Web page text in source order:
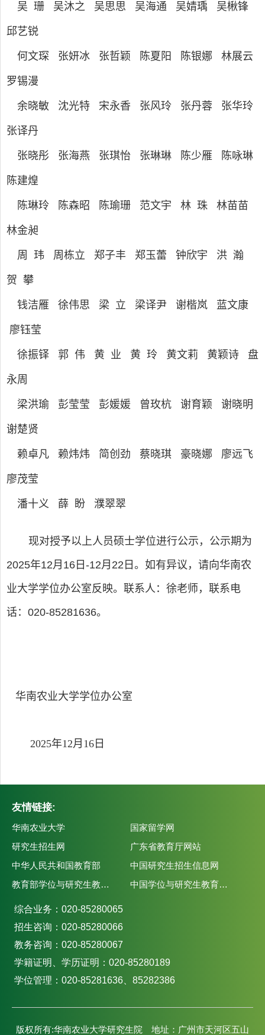
吴 珊 吴沐之 吴思思 吴海通 吴婧瑀 吴楸锋
邱艺锐
何文琛 张妍冰 张哲颖 陈夏阳 陈银娜 林展云
罗锡漫
余晓敏 沈光特 宋永香 张风玲 张丹蓉 张华玲
张译丹
张晓彤 张海燕 张琪怡 张琳琳 陈少雁 陈咏琳
陈建煌
陈琳玲 陈森昭 陈瑜珊 范文宇 林 珠 林苗苗
林金昶
周 玮 周栋立 郑子丰 郑玉蕾 钟欣宇 洪 瀚
贺 攀
钱洁雁 徐伟思 梁 立 梁译尹 谢楷岚 蓝文康
廖钰莹
徐振铎 郭 伟 黄 业 黄 玲 黄文莉 黄颖诗 盘
永周
梁洪瑜 彭莹莹 彭媛媛 曾玫杭 谢育颖 谢晓明
谢楚贤
赖卓凡 赖炜炜 简创劲 蔡晓琪 豪晓娜 廖远飞
廖茂莹
潘十义 薛 盼 濮翠翠
现对授予以上人员硕士学位进行公示，公示期为
2025年12月 16 日 -12月 22 日。如有异议，请向华南农
业大学学位办公室反映。联系人：徐老师，联系电
话： 020-85281636。
华南农业大学学位办公室
2025年12月 16 日
友情链接:
华南农业大学
国家留学网
研究生招生网
广东省教育厅网站
中华人民共和国教育部
中国研究生招生信息网
教育部学位与研究生教育发展中心
中国学位与研究生教育学会
综合业务：020-85280065
招生咨询：020-85280066
教务咨询：020-85280067
学籍证明、学历证明：020-85280189
学位管理：020-85281636、85282386
版权所有:华南农业大学研究生院 地址：广州市天河区五山